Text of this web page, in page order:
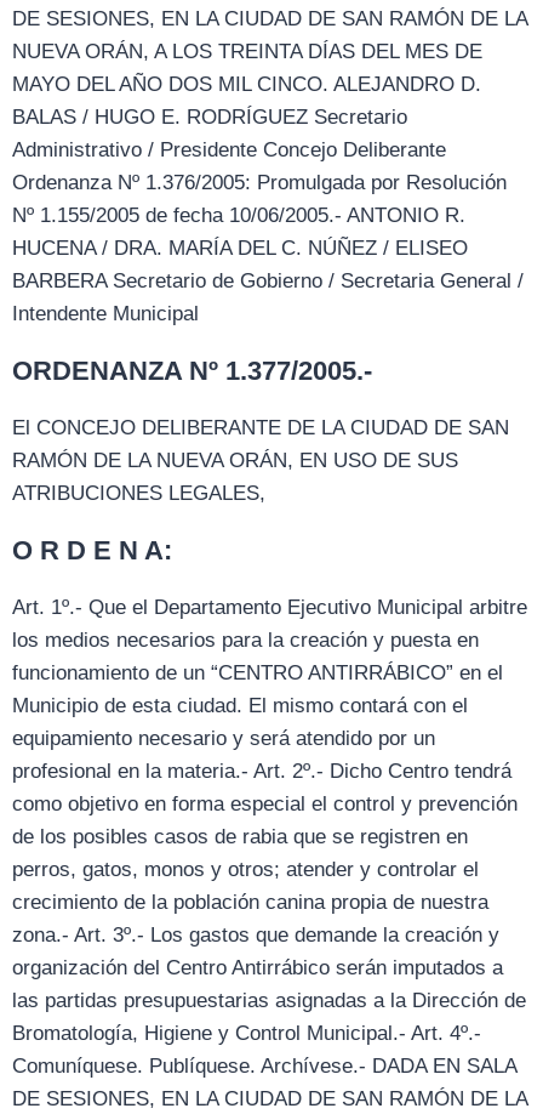
DE SESIONES, EN LA CIUDAD DE SAN RAMÓN DE LA
NUEVA ORÁN, A LOS TREINTA DÍAS DEL MES DE
MAYO DEL AÑO DOS MIL CINCO. ALEJANDRO D.
BALAS / HUGO E. RODRÍGUEZ Secretario
Administrativo / Presidente Concejo Deliberante
Ordenanza Nº 1.376/2005: Promulgada por Resolución
Nº 1.155/2005 de fecha 10/06/2005.- ANTONIO R.
HUCENA / DRA. MARÍA DEL C. NÚÑEZ / ELISEO
BARBERA Secretario de Gobierno / Secretaria General /
Intendente Municipal
ORDENANZA Nº 1.377/2005.-
El CONCEJO DELIBERANTE DE LA CIUDAD DE SAN
RAMÓN DE LA NUEVA ORÁN, EN USO DE SUS
ATRIBUCIONES LEGALES,
O R D E N A:
Art. 1º.- Que el Departamento Ejecutivo Municipal arbitre
los medios necesarios para la creación y puesta en
funcionamiento de un “CENTRO ANTIRRÁBICO” en el
Municipio de esta ciudad. El mismo contará con el
equipamiento necesario y será atendido por un
profesional en la materia.- Art. 2º.- Dicho Centro tendrá
como objetivo en forma especial el control y prevención
de los posibles casos de rabia que se registren en
perros, gatos, monos y otros; atender y controlar el
crecimiento de la población canina propia de nuestra
zona.- Art. 3º.- Los gastos que demande la creación y
organización del Centro Antirrábico serán imputados a
las partidas presupuestarias asignadas a la Dirección de
Bromatología, Higiene y Control Municipal.- Art. 4º.-
Comuníquese. Publíquese. Archívese.- DADA EN SALA
DE SESIONES, EN LA CIUDAD DE SAN RAMÓN DE LA